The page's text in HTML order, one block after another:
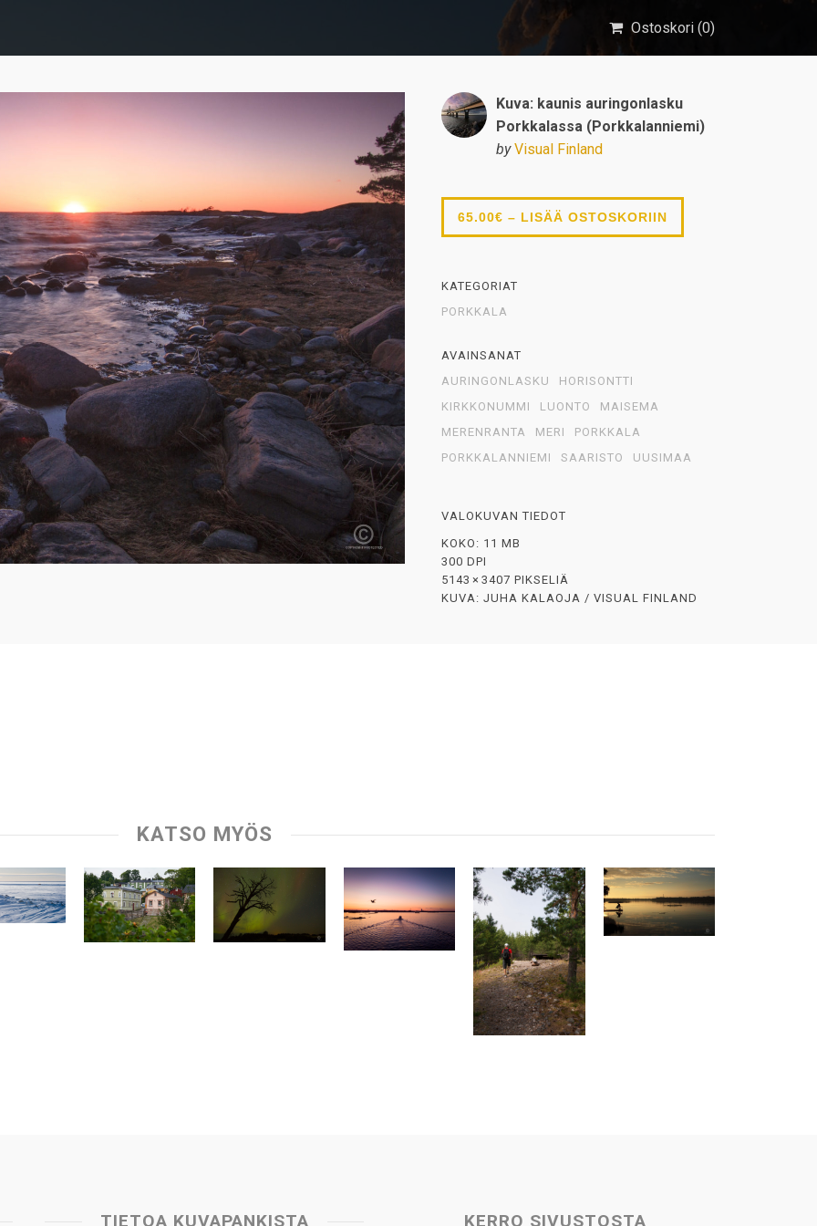
Ostoskori (0)
Kuva: kaunis auringonlasku
Porkkalassa (Porkkalanniemi)
by Visual Finland
65.00€ – LISÄÄ OSTOSKORIIN
KATEGORIAT
PORKKALA
AVAINSANAT
AURINGONLASKU
HORISONTTI
KIRKKONUMMI
LUONTO
MAISEMA
MERENRANTA
MERI
PORKKALA
PORKKALANNIEMI
SAARISTO UUSIMAA
VALOKUVAN TIEDOT
KOKO: 11 MB
300 DPI
5143 × 3407 PIKSELIÄ
KUVA: JUHA KALAOJA / VISUAL FINLAND
KATSO MYÖS
TIETOA KUVAPANKISTA
KERRO SIVUSTOSTA